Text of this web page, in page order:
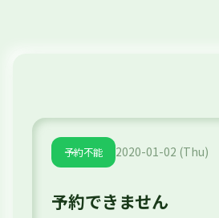
予約不能 2020-01-02 (Thu)
予約できません